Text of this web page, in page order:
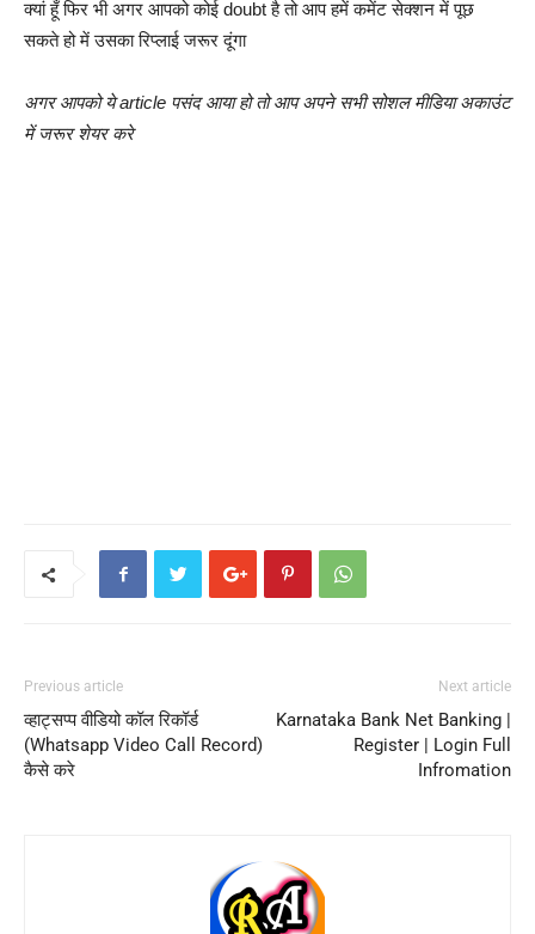
क्यां हूँ फिर भी अगर आपको कोई doubt है तो आप हमें कमेंट सेक्शन में पूछ
सकते हो में उसका रिप्लाई जरूर दूंगा
अगर आपको ये article पसंद आया हो तो आप अपने सभी सोशल मीडिया अकाउंट
में जरूर शेयर करे
Previous article
व्हाट्सप्प वीडियो कॉल रिकॉर्ड
(Whatsapp Video Call Record)
कैसे करे
Next article
Karnataka Bank Net Banking |
Register | Login Full
Infromation